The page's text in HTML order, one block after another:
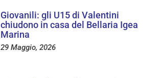
Giovanili: gli U15 di Valentini
chiudono in casa del Bellaria Igea
Marina
29 Maggio, 2026